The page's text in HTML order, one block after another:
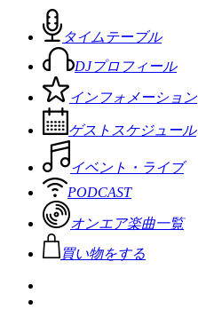
タイムテーブル
DJプロフィール
インフォメーション
ゲストスケジュール
イベント・ライブ
PODCAST
オンエア楽曲一覧
買い物をする